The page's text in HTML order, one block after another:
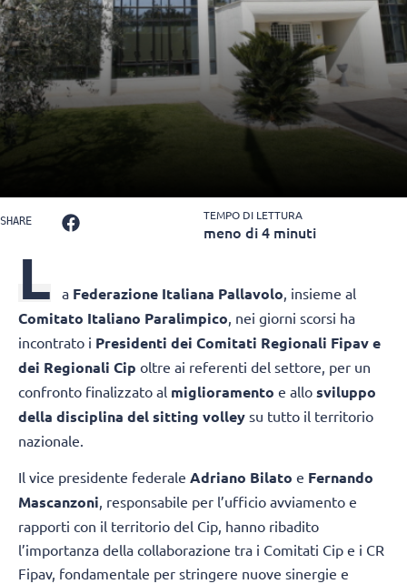
SHARE TEMPO DI LETTURA
meno di 4 minuti
L a Federazione Italiana Pallavolo, insieme al
Comitato Italiano Paralimpico, nei giorni scorsi ha
incontrato i Presidenti dei Comitati Regionali Fipav e
dei Regionali Cip oltre ai referenti del settore, per un
confronto finalizzato al miglioramento e allo sviluppo
della disciplina del sitting volley su tutto il territorio
nazionale.
Il vice presidente federale Adriano Bilato e Fernando
Mascanzoni, responsabile per l’ufficio avviamento e
rapporti con il territorio del Cip, hanno ribadito
l’importanza della collaborazione tra i Comitati Cip e i CR
Fipav, fondamentale per stringere nuove sinergie e